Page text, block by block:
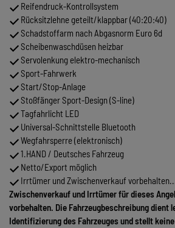
Reifendruck-Kontrollsystem
Rücksitzlehne geteilt/klappbar (40:20:40)
Schadstoffarm nach Abgasnorm Euro 6d
Scheibenwaschdüsen heizbar
Servolenkung elektro-mechanisch
Sport-Fahrwerk
Start/Stop-Anlage
Stoßfänger Sport-Design (S-line)
Tagfahrlicht LED
Universal-Schnittstelle Bluetooth
Wegfahrsperre (elektronisch)
1.HAND / Deutsches Fahrzeug
Netto/Export möglich
Irrtümer und Zwischenverkauf
Zwischenverkauf und Irrtümer für dieses
vorbehalten. Die Fahrzeugbeschreibung dient
Identifizierung des Fahrzeuges und stellt